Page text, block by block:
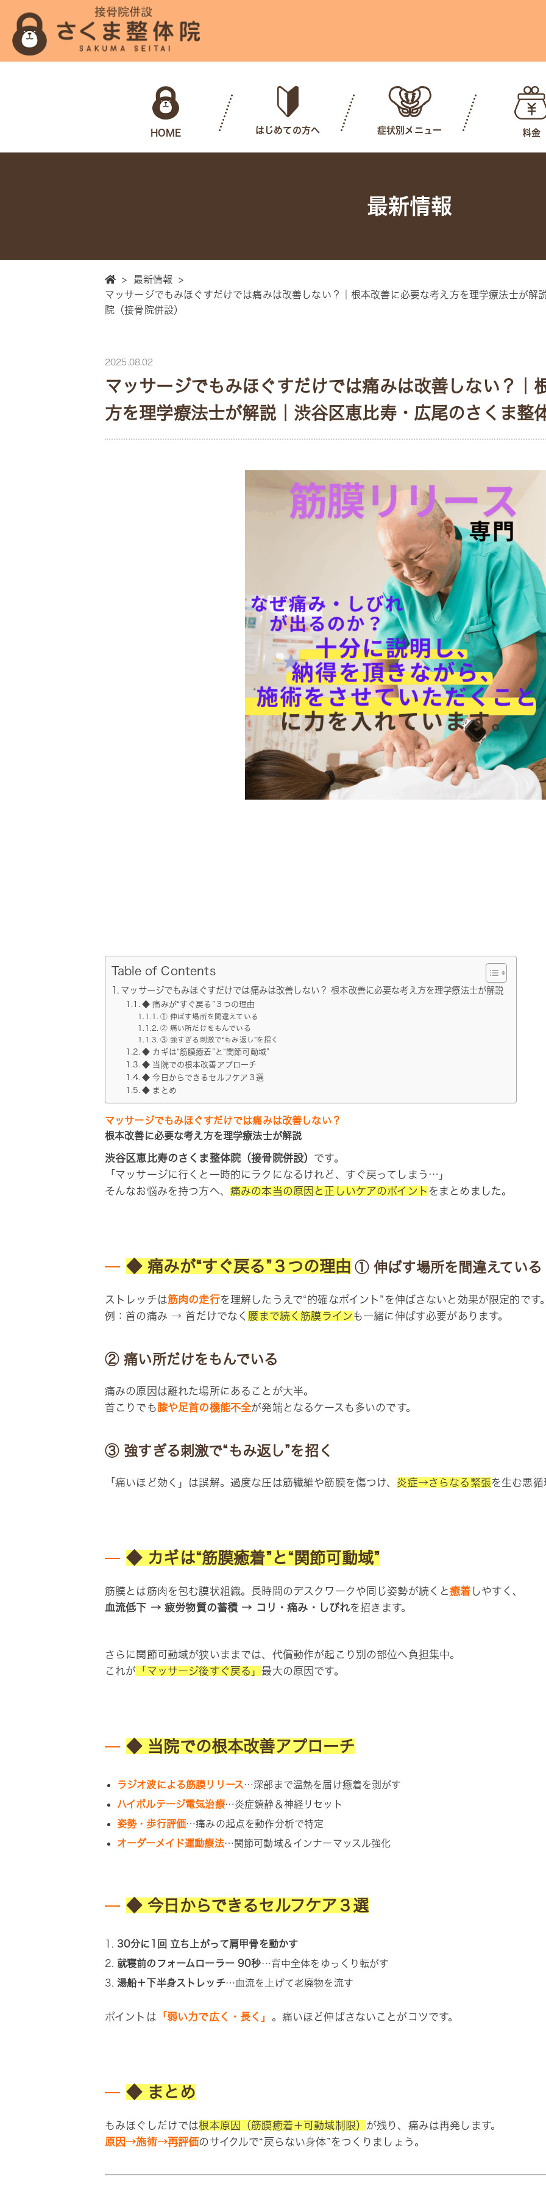
HOME はじめての方へ 症状別メニュー 料金
最新情報
> 最新情報
>
マッサージでもみほぐすだけでは痛みは改善しない？｜根本改善に必要な考え方を理学療法士が解
院（接骨院併設）
2025.08.02
マッサージでもみほぐすだけでは痛みは改善しない？｜
方を理学療法士が解説｜渋谷区恵比寿・広尾のさくま整
Table of Contents
マッサージでもみほぐすだけでは痛みは改善しない？ 根本改善に必要な考え方を理学療法士が解説
◆ 痛みが“すぐ戻る”３つの理由
① 伸ばす場所を間違えている
② 痛い所だけをもんでいる
③ 強すぎる刺激で“もみ返し”を招く
◆ カギは“筋膜癒着”と“関節可動域”
◆ 当院での根本改善アプローチ
◆ 今日からできるセルフケア３選
◆ まとめ
マッサージでもみほぐすだけでは痛みは改善しない？
根本改善に必要な考え方を理学療法士が解説
渋谷区恵比寿のさくま整体院（接骨院併設） です。
「マッサージに行くと一時的にラクになるけれど、すぐ戻ってしまう…」
そんなお悩みを持つ方へ、 痛みの本当の原因と正しいケアのポイント をまとめました。
◆ 痛みが“すぐ戻る”３つの理由 ① 伸ばす場所を間違えている
ストレッチは筋肉の走行を理解したうえで“的確なポイント”を伸ばさないと効果が限定的です
例：首の痛み → 首だけでなく 腰まで続く筋膜ラインも一緒に伸ばす必要があります。
② 痛い所だけをもんでいる
痛みの原因は離れた場所にあることが大半。
首こりでも膝や足首の機能不全が発端となるケースも多いのです。
③ 強すぎる刺激で“もみ返し”を招く
「痛いほど効く」は誤解。過度な圧は筋繊維や筋膜を傷つけ、 炎症→さらなる緊張を生む悪
◆ カギは“筋膜癒着”と“関節可動域”
筋膜とは筋肉を包む膜状組織。長時間のデスクワークや同じ姿勢が続くと癒着 しやすく、
血流低下 → 疲労物質の蓄積 → コリ・痛み・しびれを招きます。
さらに関節可動域が狭いままでは、代償動作が起こり別の部位へ負担集中。
これが 「マッサージ後すぐ戻る」最大の原因です。
◆ 当院での根本改善アプローチ
ラジオ波による筋膜リリース…深部まで温熱を届け癒着を剥がす
ハイボルテージ電気治療…炎症鎮静＆神経リセット
姿勢・歩行評価…痛みの起点を動作分析で特定
オーダーメイド運動療法…関節可動域＆インナーマッスル強化
◆ 今日からできるセルフケア３選
30分に1回 立ち上がって肩甲骨を動かす
就寝前のフォームローラー 90秒…背中全体をゆっくり転がす
湯船＋下半身ストレッチ…血流を上げて老廃物を流す
ポイントは 「弱い力で広く・長く」 。痛いほど伸ばさないことがコツです。
◆ まとめ
もみほぐしだけでは根本原因（筋膜癒着＋可動域制限） が残り、痛みは再発します。
原因→施術→再評価のサイクルで“戻らない身体”をつくりましょう。